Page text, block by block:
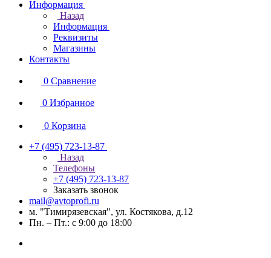
Информация
Назад
Информация
Реквизиты
Магазины
Контакты
0 Сравнение
0 Избранное
0 Корзина
+7 (495) 723-13-87
Назад
Телефоны
+7 (495) 723-13-87
Заказать звонок
mail@avtoprofi.ru
м. "Тимирязевская", ул. Костякова, д.12
Пн. – Пт.: с 9:00 до 18:00